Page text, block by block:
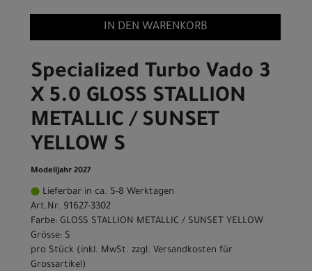
IN DEN WARENKORB
Specialized Turbo Vado 3
X 5.0 GLOSS STALLION
METALLIC / SUNSET
YELLOW S
Modelljahr 2027
Lieferbar in ca. 5-8 Werktagen
Art.Nr. 91627-3302
Farbe: GLOSS STALLION METALLIC / SUNSET YELLOW
Grösse: S
pro Stück (inkl. MwSt. zzgl. Versandkosten für
Grossartikel)